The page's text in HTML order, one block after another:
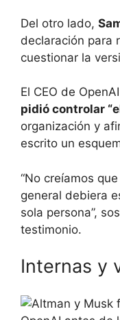
Del otro lado,
declaración para
cuestionar la
El CEO de
pidió controlar
organización y
escrito un
“No creíamos
general debiera
sola persona”,
testimonio.
Internas y